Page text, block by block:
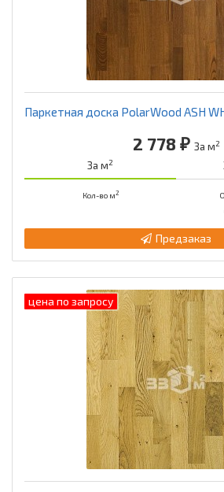
Паркетная доска PolarWood ASH
2 778 ₽ За м2
За м2
Кол-во м2
Предзаказ
цена по запросу